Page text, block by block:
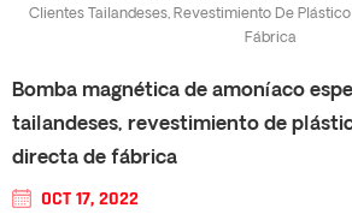
Clientes Tailandeses, Revestimiento De
Fábrica
Bomba magnética de amoníaco
tailandeses, revestimiento de
directa de fábrica
OCT 17, 2022